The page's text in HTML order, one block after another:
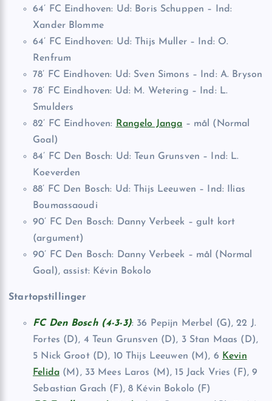
64’ FC Eindhoven: Ud: Boris Schuppen – Ind:
Xander Blomme
64’ FC Eindhoven: Ud: Thijs Muller – Ind: O.
Renfrum
78’ FC Eindhoven: Ud: Sven Simons – Ind: A. Bryson
78’ FC Eindhoven: Ud: M. Wetering – Ind: L.
Smulders
82’ FC Eindhoven: Rangelo Janga – mål (Normal
Goal)
84’ FC Den Bosch: Ud: Teun Grunsven – Ind: L.
Koeverden
88’ FC Den Bosch: Ud: Thijs Leeuwen – Ind: Ilias
Boumassaoudi
90’ FC Den Bosch: Danny Verbeek – gult kort
(argument)
90’ FC Den Bosch: Danny Verbeek – mål (Normal
Goal), assist: Kévin Bokolo
Startopstillinger
FC Den Bosch (4-3-3): 36 Pepijn Merbel (G), 22 J.
Fortes (D), 4 Teun Grunsven (D), 3 Stan Maas (D),
5 Nick Groot (D), 10 Thijs Leeuwen (M), 6 Kevin
Felida(M), 33 Mees Laros (M), 15 Jack Vries (F), 9
Sebastian Grach (F), 8 Kévin Bokolo (F)